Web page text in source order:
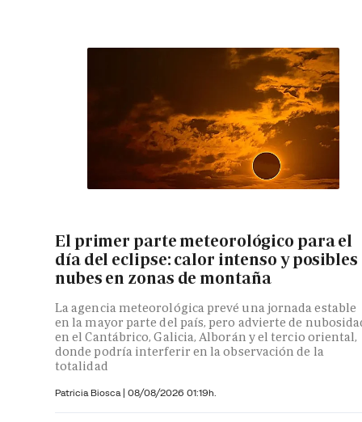
El primer parte meteorológico para el
día del eclipse: calor intenso y posibles
nubes en zonas de montaña
La agencia meteorológica prevé una jornada estable
en la mayor parte del país, pero advierte de
en el Cantábrico, Galicia, Alborán y el tercio oriental,
donde podría interferir en la observación de la
totalidad
Patricia Biosca | 08/08/2026 01:19h.